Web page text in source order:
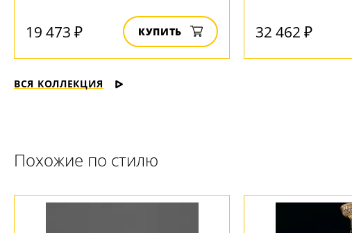
19 473 ₽ КУПИТЬ 32 462 ₽
ВСЯ КОЛЛЕКЦИЯ
Похожие по стилю